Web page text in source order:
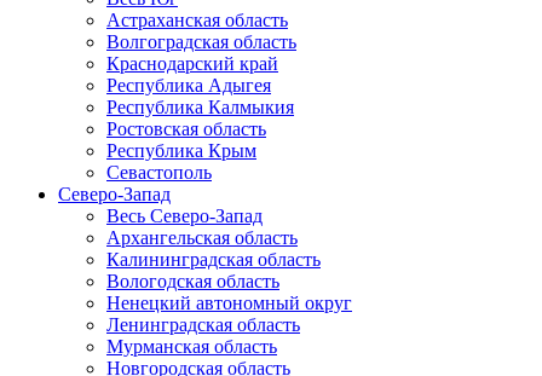
Астраханская область
Волгоградская область
Краснодарский край
Республика Адыгея
Республика Калмыкия
Ростовская область
Республика Крым
Севастополь
Северо-Запад
Весь Северо-Запад
Архангельская область
Калининградская область
Вологодская область
Ненецкий автономный округ
Ленинградская область
Мурманская область
Новгородская область